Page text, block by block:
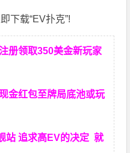
下载“EV扑克”!
册领取350美金新玩家
金红包至牌局底池或玩
站 追求高EV的决定就